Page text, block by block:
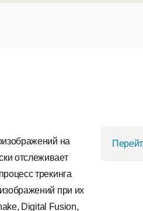
на
отслеживает
трекинга
при их
Digital Fusion,